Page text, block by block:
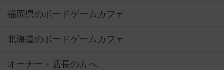
福岡県のボードゲームカフェ
北海道のボードゲームカフェ
オーナー・店長の方へ